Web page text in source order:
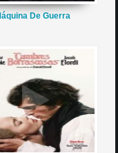
De Guerra